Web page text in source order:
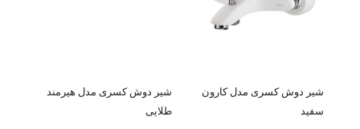
شیر دوش کسری مدل کارون
سفید
شیر دوش کسری مدل هیرمند
طلایی